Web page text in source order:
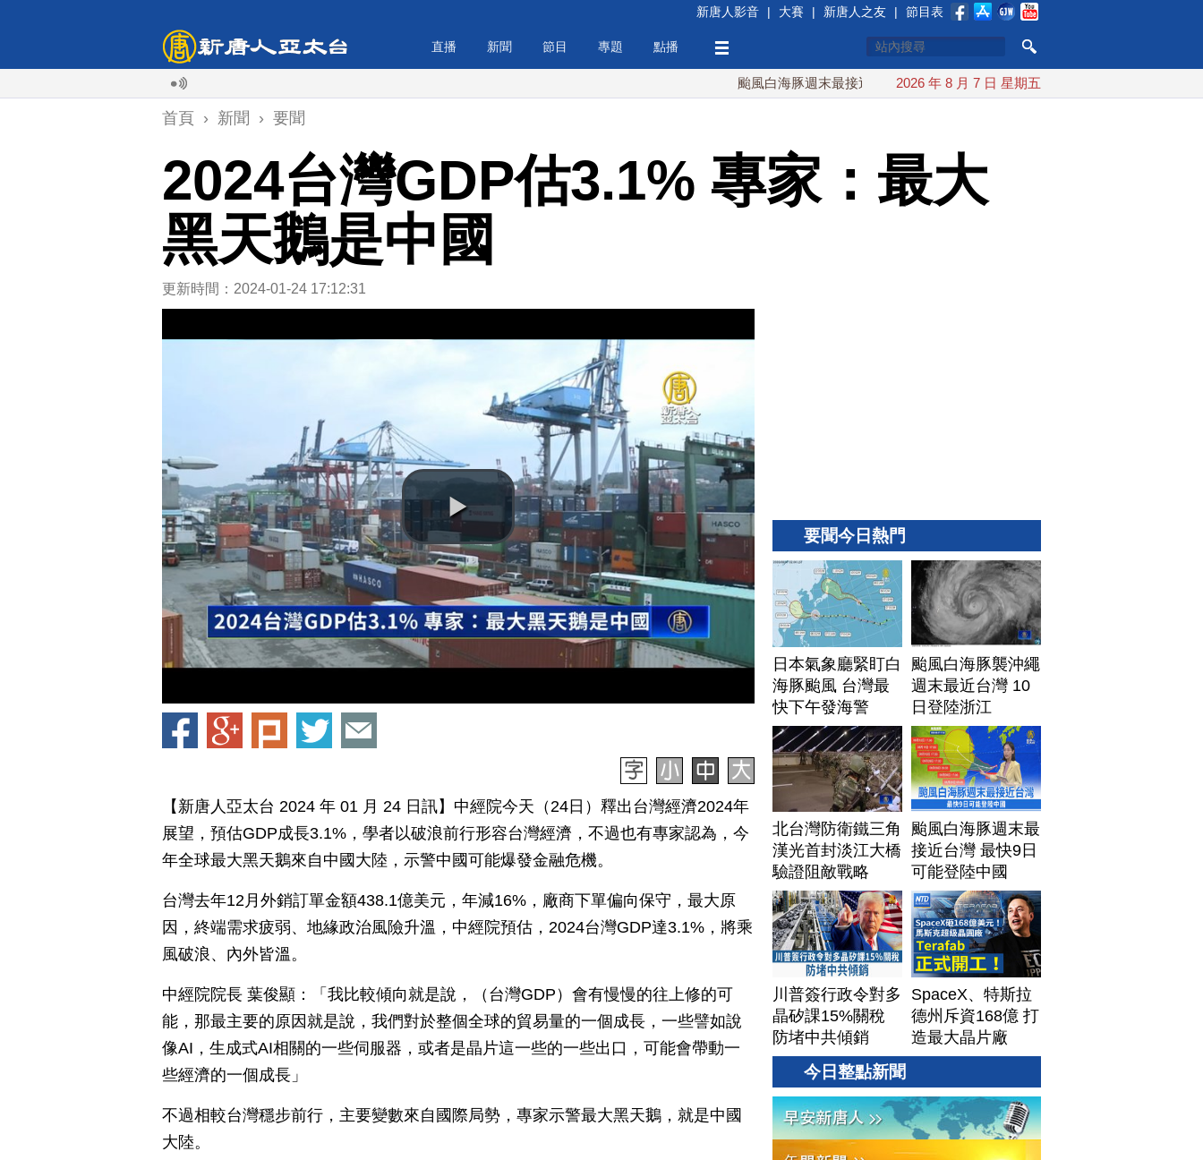
新唐人影音 | 大賽 | 新唐人之友 | 節目表
直播 新聞 節目 專題 點播
颱風白海豚週末最接近台灣 最快9日可能登陸中國 台灣漢光首結合城鎮演習 AIT連
2026 年 8 月 7 日 星期五
首頁 › 新聞 › 要聞
2024台灣GDP估3.1% 專家：最大
黑天鵝是中國
更新時間：2024-01-24 17:12:31
【新唐人亞太台 2024 年 01 月 24 日訊】中經院今天（24日）釋出台灣經濟2024年
展望，預估GDP成長3.1%，學者以破浪前行形容台灣經濟，不過也有專家認為，今
年全球最大黑天鵝來自中國大陸，示警中國可能爆發金融危機。
台灣去年12月外銷訂單金額438.1億美元，年減16%，廠商下單偏向保守，最大原
因，終端需求疲弱、地緣政治風險升溫，中經院預估，2024台灣GDP達3.1%，將乘
風破浪、內外皆溫。
中經院院長 葉俊顯：「我比較傾向就是說，（台灣GDP）會有慢慢的往上修的可
能，那最主要的原因就是說，我們對於整個全球的貿易量的一個成長，一些譬如說
像AI，生成式AI相關的一些伺服器，或者是晶片這一些的一些出口，可能會帶動一
些經濟的一個成長」
不過相較台灣穩步前行，主要變數來自國際局勢，專家示警最大黑天鵝，就是中國
大陸。
要聞今日熱門
日本氣象廳緊盯白
海豚颱風 台灣最
快下午發海警
颱風白海豚襲沖繩
週末最近台灣 10
日登陸浙江
北台灣防衛鐵三角
漢光首封淡江大橋
驗證阻敵戰略
颱風白海豚週末最
接近台灣 最快9日
可能登陸中國
川普簽行政令對多
晶矽課15%關稅
防堵中共傾銷
SpaceX、特斯拉
德州斥資168億 打
造最大晶片廠
Terafab
今日整點新聞